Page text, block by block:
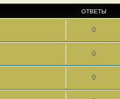
ОТВЕТЫ
0
0
0